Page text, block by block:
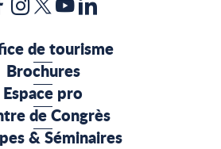
de tourisme
Brochures
Espace pro
de Congrès
& Séminaires